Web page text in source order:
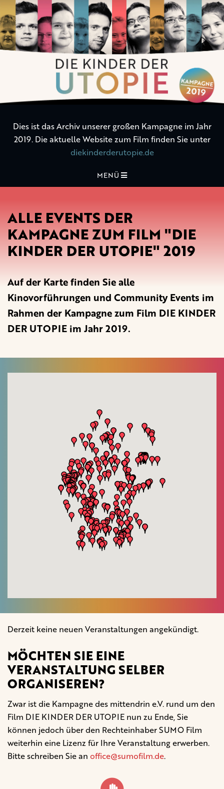
Die
Kinder
der
Dies ist das Archiv unserer großen Kampagne im Jahr
2019. Die aktuelle Website zum Film finden Sie unter
diekinderderutopie.de
MENÜ
ALLE EVENTS DER
KAMPAGNE ZUM FILM "DIE
KINDER DER UTOPIE" 2019
Auf der Karte finden Sie alle
Kinovorführungen und Community Events im
Rahmen der Kampagne zum Film DIE KINDER
DER UTOPIE im Jahr 2019.
Derzeit keine neuen Veranstaltungen angekündigt.
MÖCHTEN SIE EINE
VERANSTALTUNG SELBER
ORGANISEREN?
Zwar ist die Kampagne des mittendrin e.V. rund um den
Film DIE KINDER DER UTOPIE nun zu Ende, Sie
können jedoch über den Rechteinhaber SUMO Film
weiterhin eine Lizenz für Ihre Veranstaltung erwerben.
Bitte schreiben Sie an office@sumofilm.de.